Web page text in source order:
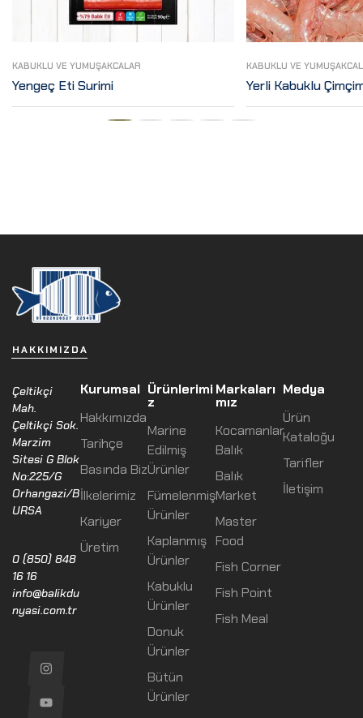
KABUKLU VE YUMUŞAKCALAR
Yengeç Eti Surimi
KABUKLU VE
Yerli Kabuklu
HAKKIMIZDA
Çeltikçi
Mah.
Çeltikçi Sok.
Marzim
Sitesi G Blok
No:225/G
Orhangazi/B
URSA
0 (850) 848
16 16
info@balikdu
nyasi.com.tr
Kurumsal
Hakkımızda
Tarihçe
Basında Biz
İlkelerimiz
Kariyer
Üretim
Ürünlerimi
z
Marine
Edilmiş
Ürünler
Fümelenmiş
Ürünler
Kaplanmış
Ürünler
Kabuklu
Ürünler
Donuk
Ürünler
Bütün
Ürünler
Markaları
mız
Kocamanlar
Balık
Balık
Market
Master
Food
Fish Corner
Fish Point
Fish Meal
Medya
Ürün
Kataloğu
Tarifler
İletişim